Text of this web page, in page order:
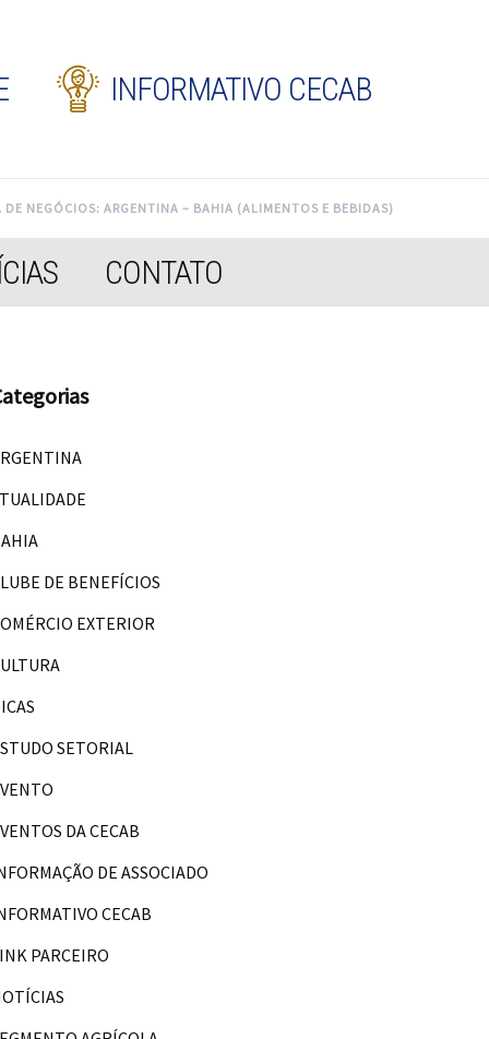
INFORMATIVO CECAB
DE NEGÓCIOS: ARGENTINA – BAHIA (ALIMENTOS E BEBIDAS)
CONTATO
DE BENEFÍCIOS
EXTERIOR
SETORIAL
DA CECAB
DE ASSOCIADO
CECAB
PARCEIRO